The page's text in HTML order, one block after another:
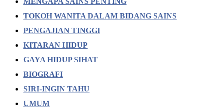
TOKOH WANITA DALAM BIDANG SAINS
PENGAJIAN TINGGI
KITARAN HIDUP
GAYA HIDUP SIHAT
BIOGRAFI
SIRI-INGIN TAHU
UMUM